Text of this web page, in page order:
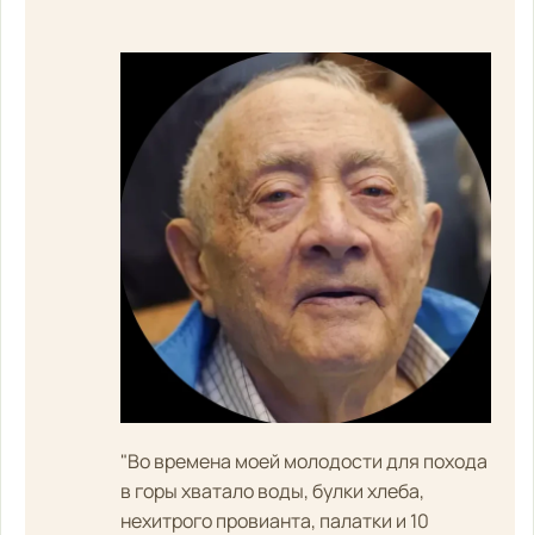
"Во времена моей молодости для похода
в горы хватало воды, булки хлеба,
нехитрого провианта, палатки и 10